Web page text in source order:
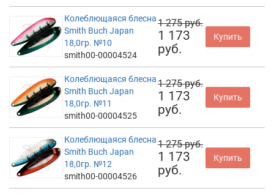
Колеблющаяся блесна
Smith Buch Japan
18,0гр. №10
smith00-00004524
1 275 руб.
1 173
руб.
Купить
Колеблющаяся блесна
Smith Buch Japan
18,0гр. №11
smith00-00004525
1 275 руб.
1 173
руб.
Купить
Колеблющаяся блесна
Smith Buch Japan
18,0гр. №12
smith00-00004526
1 275 руб.
1 173
руб.
Купить